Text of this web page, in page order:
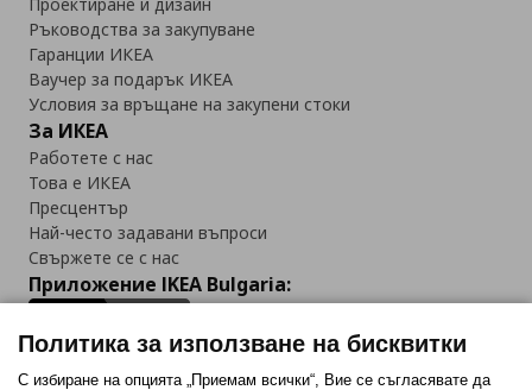
Ръководства за закупуване
Гаранции ИКЕА
Ваучер за подарък ИКЕА
Условия за връщане на закупени стоки
За ИКЕА
Работете с нас
Това е ИКЕА
Пресцентър
Най-често задавани въпроси
Свържете се с нас
Приложение IKEA Bulgaria:
Политика за използване на бисквитки
С избиране на опцията „Приемам всички“, Вие се съгласявате да